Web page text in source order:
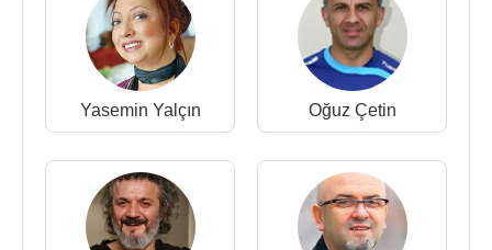
Yasemin Yalçın Oğuz Çetin